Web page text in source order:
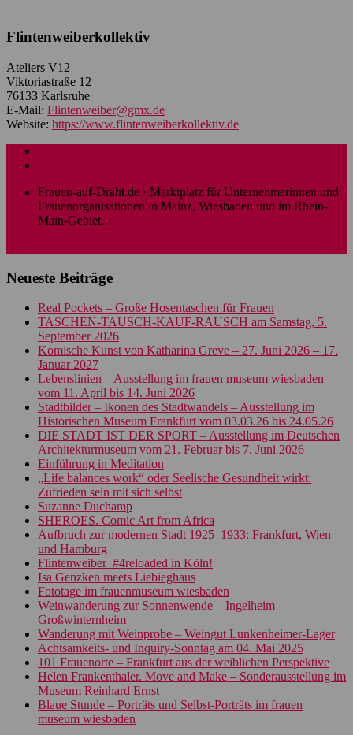
Flintenweiberkollektiv
Ateliers V12
Viktoriastraße 12
76133 Karlsruhe
E-Mail: Flintenweiber@gmx.de
Website: https://www.flintenweiberkollektiv.de
Frauen-auf-Draht.de · Marktplatz für Unternehmerinnen und
Frauenorganisationen in Mainz, Wiesbaden und im Rhein-
Main-Gebiet.
Neueste Beiträge
Real Pockets – Große Hosentaschen für Frauen
TASCHEN-TAUSCH-KAUF-RAUSCH am Samstag, 5.
September 2026
Komische Kunst von Katharina Greve – 27. Juni 2026 – 17.
Januar 2027
Lebenslinien – Ausstellung im frauen museum wiesbaden
vom 11. April bis 14. Juni 2026
Stadtbilder – Ikonen des Stadtwandels – Ausstellung im
Historischen Museum Frankfurt vom 03.03.26 bis 24.05.26
DIE STADT IST DER SPORT – Ausstellung im Deutschen
Architekturmuseum vom 21. Februar bis 7. Juni 2026
Einführung in Meditation
„Life balances work“ oder Seelische Gesundheit wirkt:
Zufrieden sein mit sich selbst
Suzanne Duchamp
SHEROES. Comic Art from Africa
Aufbruch zur modernen Stadt 1925–1933: Frankfurt, Wien
und Hamburg
Flintenweiber_#4reloaded in Köln!
Isa Genzken meets Liebieghaus
Fototage im frauenmuseum wiesbaden
Weinwanderung zur Sonnenwende – Ingelheim
Großwinternheim
Wanderung mit Weinprobe – Weingut Lunkenheimer-Lager
Achtsamkeits- und Inquiry-Sonntag am 04. Mai 2025
101 Frauenorte – Frankfurt aus der weiblichen Perspektive
Helen Frankenthaler. Move and Make – Sonderausstellung im
Museum Reinhard Ernst
Blaue Stunde – Porträts und Selbst-Porträts im frauen
museum wiesbaden